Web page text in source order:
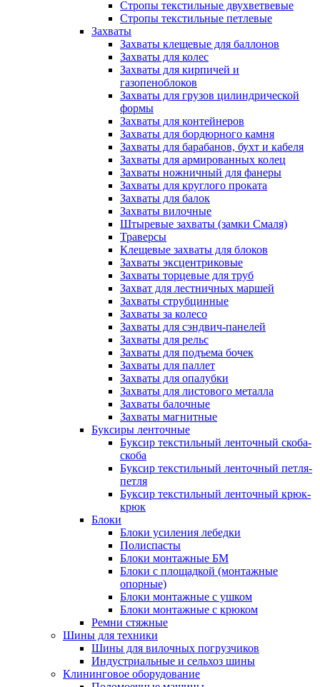
Стропы текстильные двухветвевые
Стропы текстильные петлевые
Захваты
Захваты клещевые для баллонов
Захваты для колес
Захваты для кирпичей и
газопеноблоков
Захваты для грузов цилиндрической
формы
Захваты для контейнеров
Захваты для бордюрного камня
Захваты для барабанов, бухт и кабеля
Захваты для армированных колец
Захваты ножничный для фанеры
Захваты для круглого проката
Захваты для балок
Захваты вилочные
Штыревые захваты (замки Смаля)
Траверсы
Клещевые захваты для блоков
Захваты эксцентриковые
Захваты торцевые для труб
Захват для лестничных маршей
Захваты струбцинные
Захваты за колесо
Захваты для сэндвич-панелей
Захваты для рельс
Захваты для подъема бочек
Захваты для паллет
Захваты для опалубки
Захваты для листового металла
Захваты балочные
Захваты магнитные
Буксиры ленточные
Буксир текстильный ленточный скоба-
скоба
Буксир текстильный ленточный петля-
петля
Буксир текстильный ленточный крюк-
крюк
Блоки
Блоки усиления лебедки
Полиспасты
Блоки монтажные БМ
Блоки с площадкой (монтажные
опорные)
Блоки монтажные с ушком
Блоки монтажные с крюком
Ремни стяжные
Шины для техники
Шины для вилочных погрузчиков
Индустриальные и сельхоз шины
Клининговое оборудование